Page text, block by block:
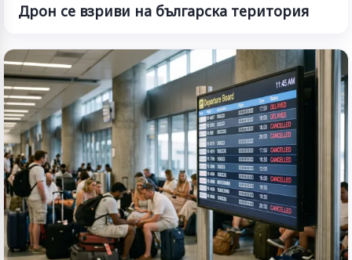
Дрон се взриви на българска територия